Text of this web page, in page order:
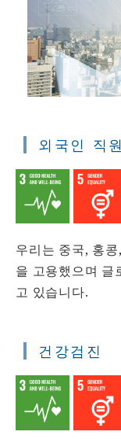
외국인 직
우리는 중국, 홍
을 고용했으며 글
고 있습니다.
건강검진